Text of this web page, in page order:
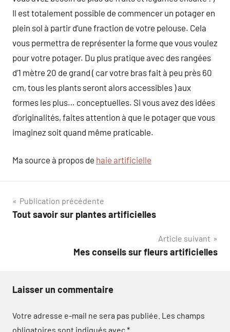
Il est totalement possible de commencer un potager en
plein sol à partir d’une fraction de votre pelouse. Cela
vous permettra de représenter la forme que vous voulez
pour votre potager. Du plus pratique avec des rangées
d’1 mètre 20 de grand ( car votre bras fait à peu près 60
cm, tous les plants seront alors accessibles ) aux
formes les plus… conceptuelles. Si vous avez des idées
d’originalités, faites attention à que le potager que vous
imaginez soit quand même praticable.
Ma source à propos de haie artificielle
Navigation
de
Publication précédente
Tout savoir sur plantes artificielles
Article suivant
Mes conseils sur fleurs artificielles
Laisser un commentaire
Votre adresse e-mail ne sera pas publiée. Les champs
obligatoires sont indiqués avec*